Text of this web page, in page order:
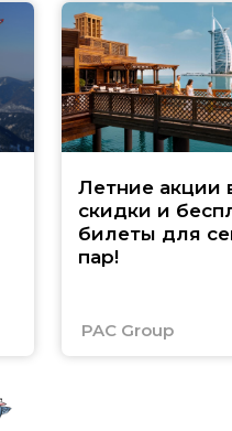
Летние акции
скидки и
билеты для
пар!
PAC Group